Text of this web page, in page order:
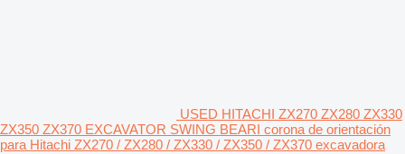
USED HITACHI ZX270 ZX280 ZX330
ZX350 ZX370 EXCAVATOR SWING BEARI corona de orientación
para Hitachi ZX270 / ZX280 / ZX330 / ZX350 / ZX370 excavadora